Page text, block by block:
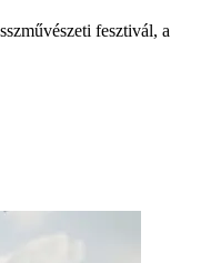
fesztivál, a